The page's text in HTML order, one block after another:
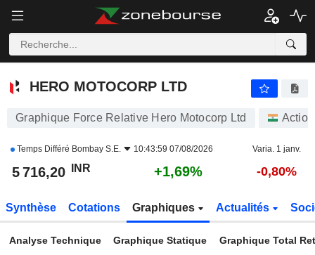
HERO MOTOCORP LTD
HERO MOTOCORP LTD
Graphique Force Relative Hero Motocorp Ltd
Temps Différé Bombay S.E. 10:43:59 07/08/2026 Varia. 1 janv.
5 716,20 INR +1,69% -0,80%
Synthèse Cotations Graphiques Actualités
Analyse Technique Graphique Statique Graphique Total